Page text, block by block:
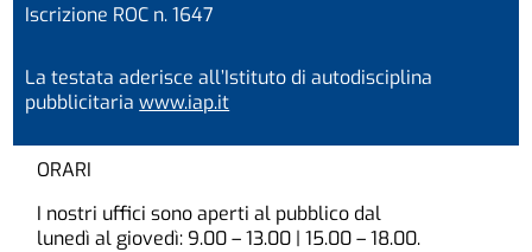
Iscrizione ROC n. 1647
La testata aderisce all’Istituto di autodisciplina
pubblicitariawww.iap.it
ORARI
I nostri uffici sono aperti al pubblico dal
lunedì al giovedì: 9.00 – 13.00 | 15.00 – 18.00.